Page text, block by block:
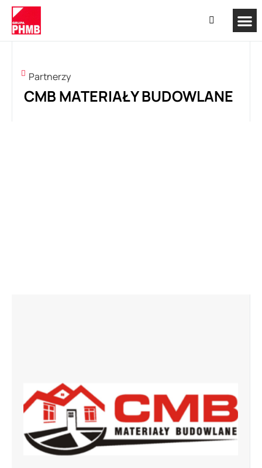
Partnerzy
CMB MATERIAŁY BUDOWLANE